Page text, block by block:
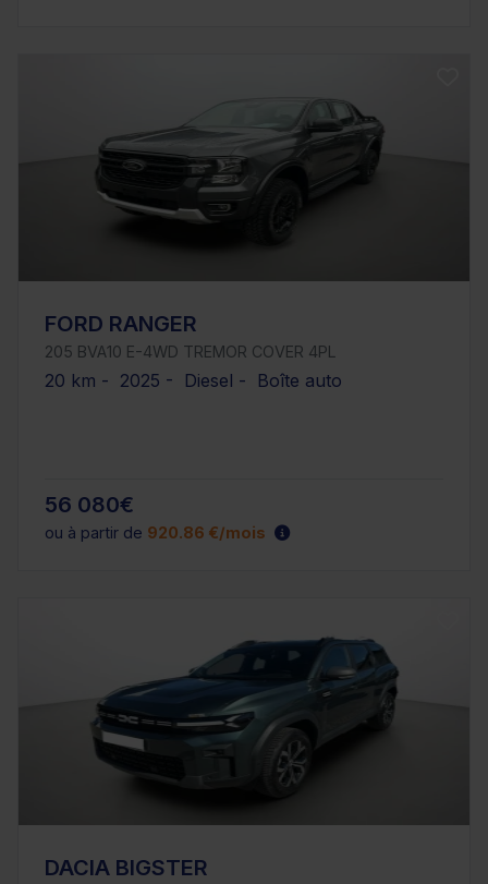
FORD RANGER
205 BVA10 E-4WD TREMOR COVER 4PL
20 km - 2025 - Diesel - Boîte auto
56 080€
ou à partir de 920.86 €/mois
DACIA BIGSTER